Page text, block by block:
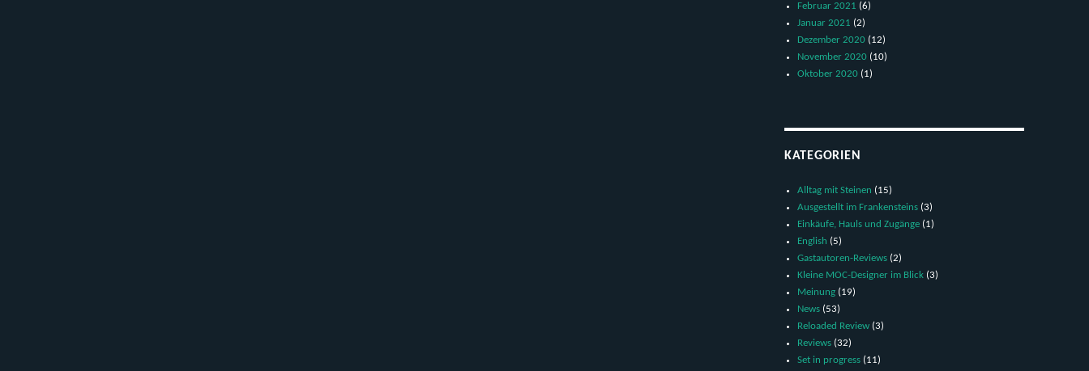
Februar 2021 (6)
Januar 2021 (2)
Dezember 2020 (12)
November 2020 (10)
Oktober 2020 (1)
KATEGORIEN
Alltag mit Steinen (15)
Ausgestellt im Frankensteins (3)
Einkäufe, Hauls und Zugänge (1)
English (5)
Gastautoren-Reviews (2)
Kleine MOC-Designer im Blick (3)
Meinung (19)
News (53)
Reloaded Review (3)
Reviews (32)
Set in progress (11)